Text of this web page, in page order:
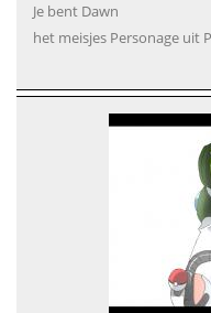
Je bent Dawn
het meisjes Personage uit